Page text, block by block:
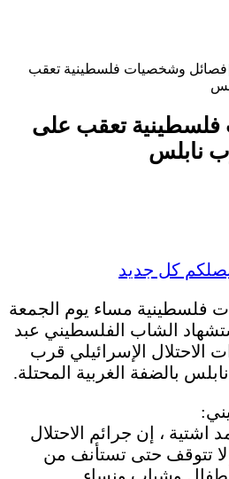
فصائل وشخصيات فلسطينية تعقب
تعقب على
نابلس
مساء يوم الجمعة
على استشهاد الشاب الفلسطيني عبد
الاحتلال الإسرائيلي قرب
بالضفة الغربية المحتلة.
اشتية ، إن جرائم الاحتلال
لا تتوقف حتى تستأنف من
وشباب ونساء.